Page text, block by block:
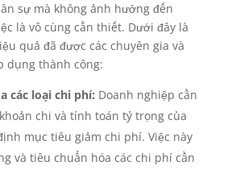
sự mà không ảnh hưởng đến
là vô cùng cần thiết. Dưới đây là
quả đã được các chuyên gia và
dụng thành công:
các loại chi phí: Doanh nghiệp cần
chi và tính toán tỷ trọng của
mục tiêu giảm chi phí. Việc này
và tiêu chuẩn hóa các chi phí cần